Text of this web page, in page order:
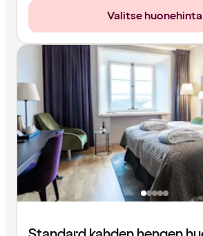
Valitse huonehinta